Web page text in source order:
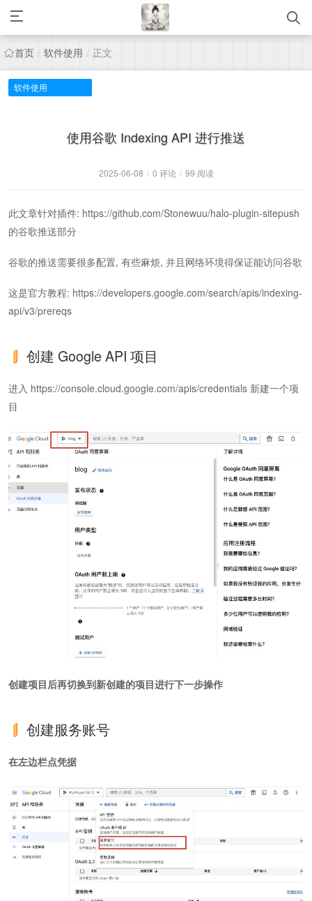
首页 / 软件使用 / 正文
软件使用
使用谷歌 Indexing API 进行推送
2025-06-08 / 0 评论 / 99 阅读
此文章针对插件: https://github.com/Stonewuu/halo-plugin-sitepush
的谷歌推送部分
谷歌的推送需要很多配置, 有些麻烦, 并且网络环境得保证能访问谷歌
这是官方教程: https://developers.google.com/search/apis/indexing-
api/v3/prereqs
创建 Google API 项目
进入 https://console.cloud.google.com/apis/credentials 新建一个项
目
创建项目后再切换到新创建的项目进行下一步操作
创建服务账号
在左边栏点凭据